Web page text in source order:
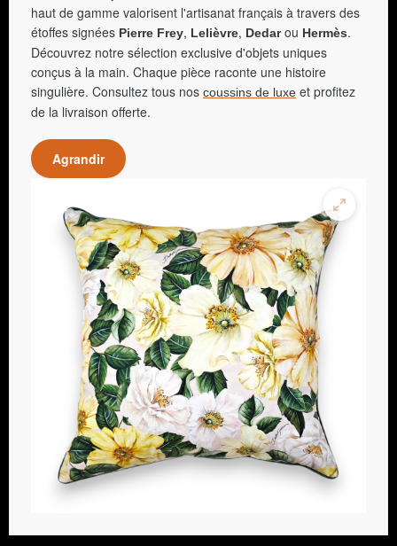
haut de gamme valorisent l'artisanat français à travers des
étoffes signées Pierre Frey, Lelièvre, Dedarou Hermès.
Découvrez notre sélection exclusive d'objets uniques
conçus à la main. Chaque pièce raconte une histoire
singulière. Consultez tous nos coussins de luxe et profitez
de la livraison offerte.
Agrandir